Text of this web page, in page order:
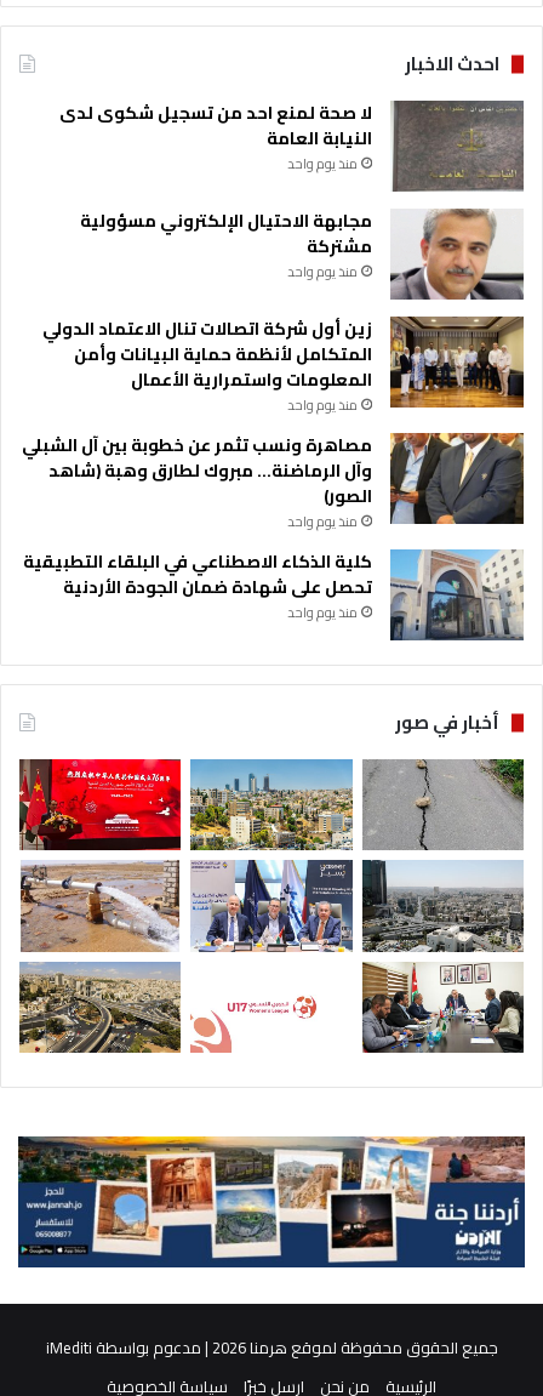
احدث الاخبار
لا صحة لمنع احد من تسجيل شكوى لدى
النيابة العامة
منذ يوم واحد
مجابهة الاحتيال الإلكتروني مسؤولية
مشتركة
منذ يوم واحد
زين أول شركة اتصالات تنال الاعتماد الدولي
المتكامل لأنظمة حماية البيانات وأمن
المعلومات واستمرارية الأعمال
منذ يوم واحد
مصاهرة ونسب تثمر عن خطوبة بين آل الشبلي
وآل الرماضنة… مبروك لطارق وهبة (شاهد
الصور)
منذ يوم واحد
كلية الذكاء الاصطناعي في البلقاء التطبيقية
تحصل على شهادة ضمان الجودة الأردنية
منذ يوم واحد
أخبار في صور
جميع الحقوق محفوظة لموقع هرمنا 2026 | مدعوم بواسطة
iMediti
الرئيسية
من نحن ارسل خبرًا سياسة الخصوصية